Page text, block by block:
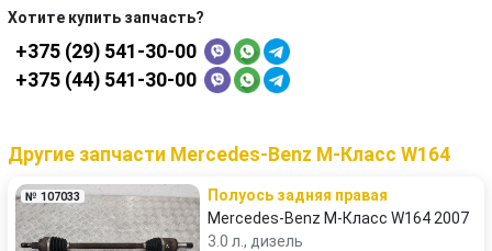
Хотите купить запчасть?
+375 (29) 541-30-00
+375 (44) 541-30-00
Другие запчасти Mercedes-Benz M-Класс W164
№ 107033
Полуось задняя правая
Mercedes-Benz M-Класс W164 2007
3.0 л., дизель